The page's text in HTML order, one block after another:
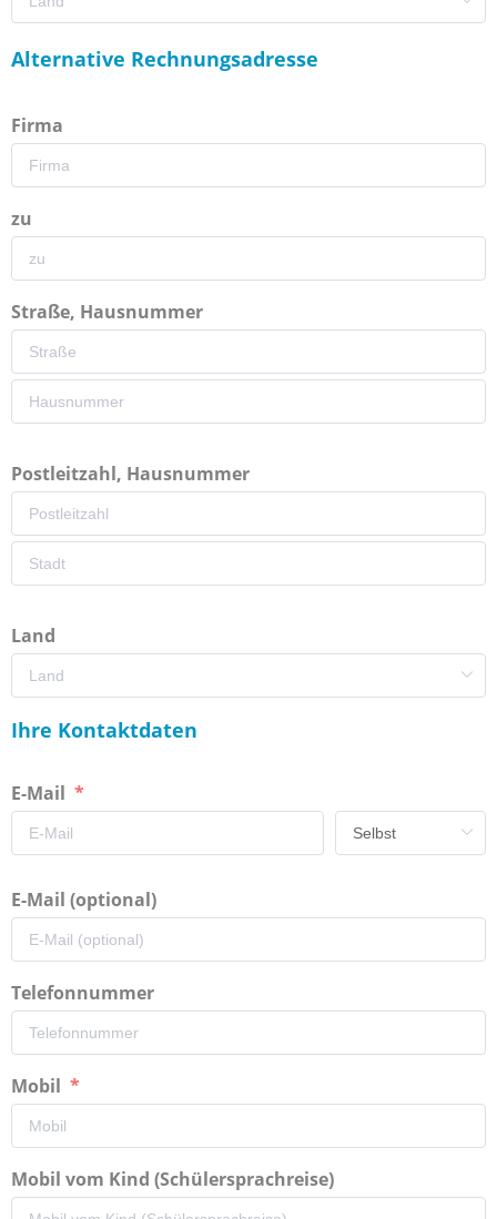
Alternative Rechnungsadresse
Firma
zu
Straße, Hausnummer
Postleitzahl, Hausnummer
Land
Ihre Kontaktdaten
E-Mail
E-Mail (optional)
Telefonnummer
Mobil
Mobil vom Kind (Schülersprachreise)